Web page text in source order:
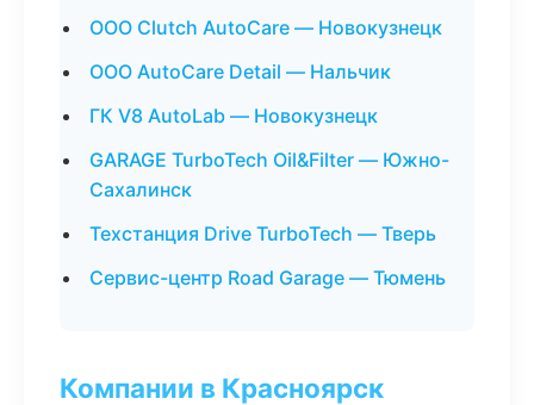
ООО Clutch AutoCare — Новокузнецк
ООО AutoCare Detail — Нальчик
ГК V8 AutoLab — Новокузнецк
GARAGE TurboTech Oil&Filter — Южно-
Сахалинск
Техстанция Drive TurboTech — Тверь
Сервис-центр Road Garage — Тюмень
Компании в Красноярск